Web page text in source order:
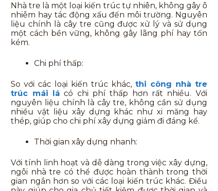
Nhà tre là một loại kiến trúc tự nhiên, không gây ô
nhiễm hay tác động xấu đến môi trường. Nguyên
liệu chính là cây tre cũng được xử lý và sử dụng
một cách bền vững, không gây lãng phí hay tốn
kém.
Chi phí thấp:
So với các loại kiến trúc khác, thi công nhà tre
trúc mái lá có chi phí thấp hơn rất nhiều. Với
nguyên liệu chính là cây tre, không cần sử dụng
nhiều vật liệu xây dựng khác như xi măng hay
thép, giúp cho chi phí xây dựng giảm đi đáng kể.
Thời gian xây dựng nhanh:
Với tính linh hoạt và dễ dàng trong việc xây dựng,
ngôi nhà tre có thể được hoàn thành trong thời
gian ngắn hơn so với các loại kiến trúc khác. Điều